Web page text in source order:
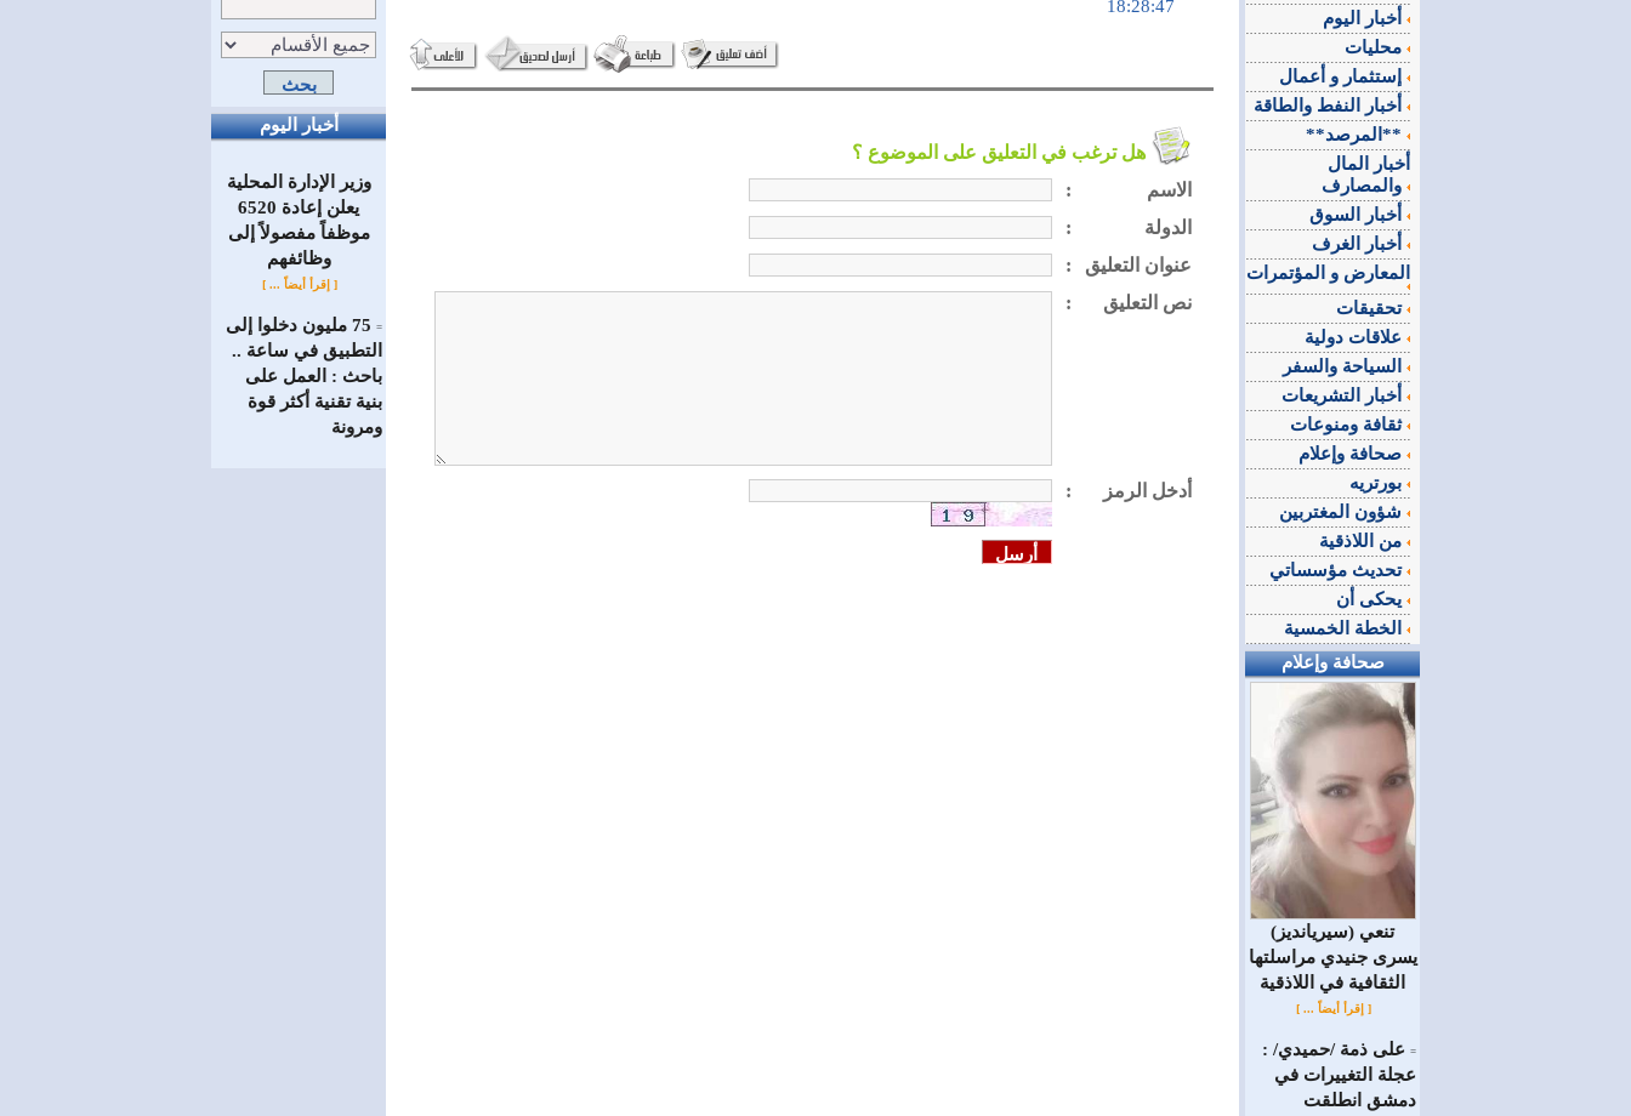
أخبار اليوم
وزير الإدارة المحلية
يعلن إعادة 6520
موظفاً مفصولاً إلى
‏وظائفهم
[ إقرأ أيضاً ... ]
=
75 مليون دخلوا إلى
التطبيق في ساعة ..
باحث : العمل على
بنية تقنية أكثر قوة
ومرونة
هل ترغب في التعليق على الموضوع ؟
:
الاسم
:
الدولة
:
عنوان التعليق
:
نص التعليق
: أدخل الرمز
**المرصد**
أخبار المال
المعارض و المؤتمرات
تحقيقات
ثقافة ومنوعات
تحديث مؤسساتي
صحافة وإعلام
(سيريانديز) تنعي
يسرى جنيدي مراسلتها
الثقافية في اللاذقية
[ إقرأ أيضاً ... ]
= على ذمة /حميدي/ :
عجلة التغييرات في
دمشق انطلقت